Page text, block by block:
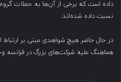
نسبت داده شده‌اند.
در حال حاضر هیچ شواهدی مبنی بر
هماهنگ علیه شرکت‌های بزرگ در فرانسه